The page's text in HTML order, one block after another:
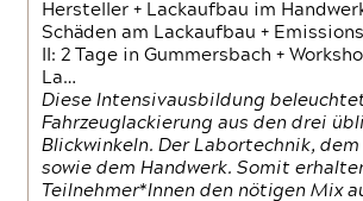
Hersteller + Lackaufbau im
Schäden am Lackaufbau +
II: 2 Tage in Gummersbach +
La…
Diese Intensivausbildung
Fahrzeuglackierung aus den drei
Blickwinkeln. Der Labortechnik,
sowie dem Handwerk. Somit
Teilnehmer*Innen den nötigen Mix